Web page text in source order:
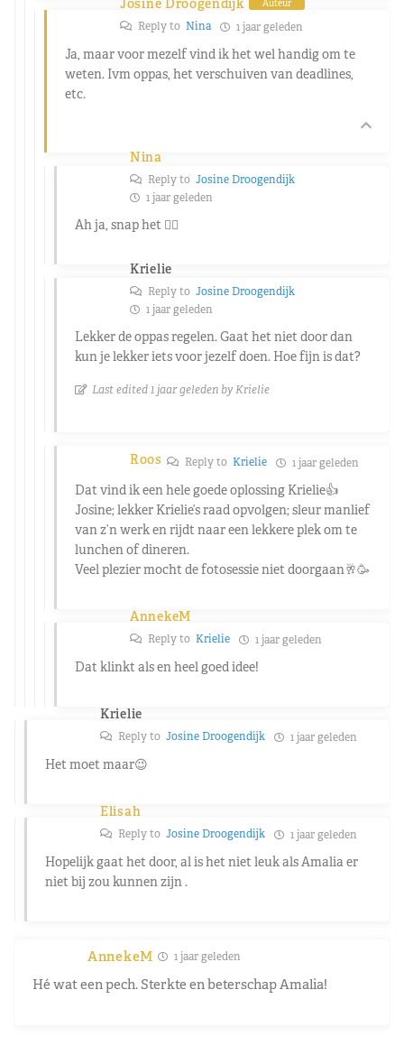
Auteur
Reply to Nina 1 jaar geleden
Ja, maar voor mezelf vind ik het wel handig om te
weten. Ivm oppas, het verschuiven van deadlines,
etc.
Nina
Reply to Josine Droogendijk
1 jaar geleden
Ah ja, snap het 👍🏻
Krielie
Reply to Josine Droogendijk
1 jaar geleden
Lekker de oppas regelen. Gaat het niet door dan
kun je lekker iets voor jezelf doen. Hoe fijn is dat?
Last edited 1 jaar geleden by Krielie
Roos Reply to Krielie 1 jaar geleden
Dat vind ik een hele goede oplossing Krielie👍
Josine; lekker Krielie’s raad opvolgen; sleur manlief
van z’n werk en rijdt naar een lekkere plek om te
lunchen of dineren.
Veel plezier mocht de fotosessie niet doorgaan🥂🥳
AnnekeM
Reply to Krielie 1 jaar geleden
Dat klinkt als en heel goed idee!
Krielie
Reply to Josine Droogendijk 1 jaar geleden
Het moet maar😉
Elisah
Reply to Josine Droogendijk 1 jaar geleden
Hopelijk gaat het door, al is het niet leuk als Amalia er
niet bij zou kunnen zijn .
AnnekeM 1 jaar geleden
Hé wat een pech. Sterkte en beterschap Amalia!